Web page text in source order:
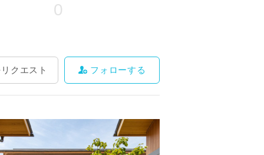
0
クエスト フォローする